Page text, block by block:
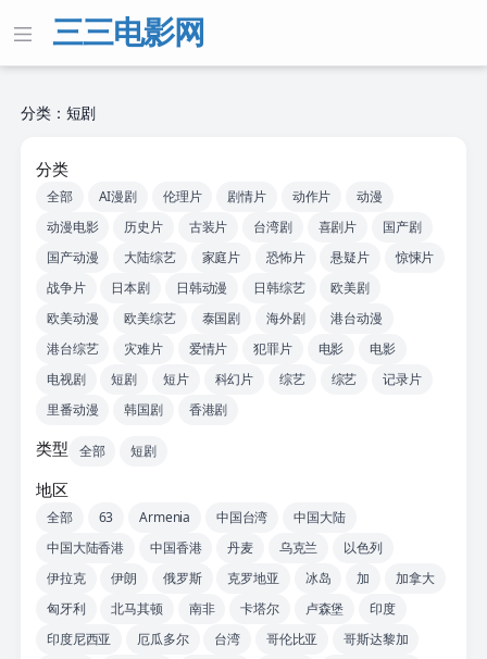
三三电影网
分类：短剧
分类
全部 AI漫剧 伦理片 剧情片 动作片
动漫
动漫电影
历史片 古装片 台湾剧 喜剧片
国产剧
国产动漫
大陆综艺 家庭片 恐怖片 悬疑片
惊悚片
战争片
日本剧 日韩动漫 日韩综艺
欧美剧
欧美动漫
欧美综艺 泰国剧 海外剧
港台动漫
港台综艺
灾难片 爱情片 犯罪片 电影
电影
电视剧
短剧 短片 科幻片 综艺 综艺
记录片
里番动漫
韩国剧 香港剧
类型 全部 短剧
地区
全部 63 Armenia 中国台湾
中国大陆
中国大陆香港
中国香港 丹麦 乌克兰
以色列
伊拉克
伊朗 俄罗斯 克罗地亚 冰岛 加
加拿大
匈牙利
北马其顿 南非 卡塔尔 卢森堡
印度
印度尼西亚
厄瓜多尔 台湾 哥伦比亚
哥斯达黎加